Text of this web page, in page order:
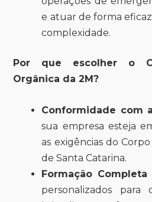
e atuar de forma
complexidade.
Por que escolher o
Orgânica da 2M?
Conformidade com
sua empresa esteja
as exigências do
de Santa Catarina.
Formação Completa
personalizados para